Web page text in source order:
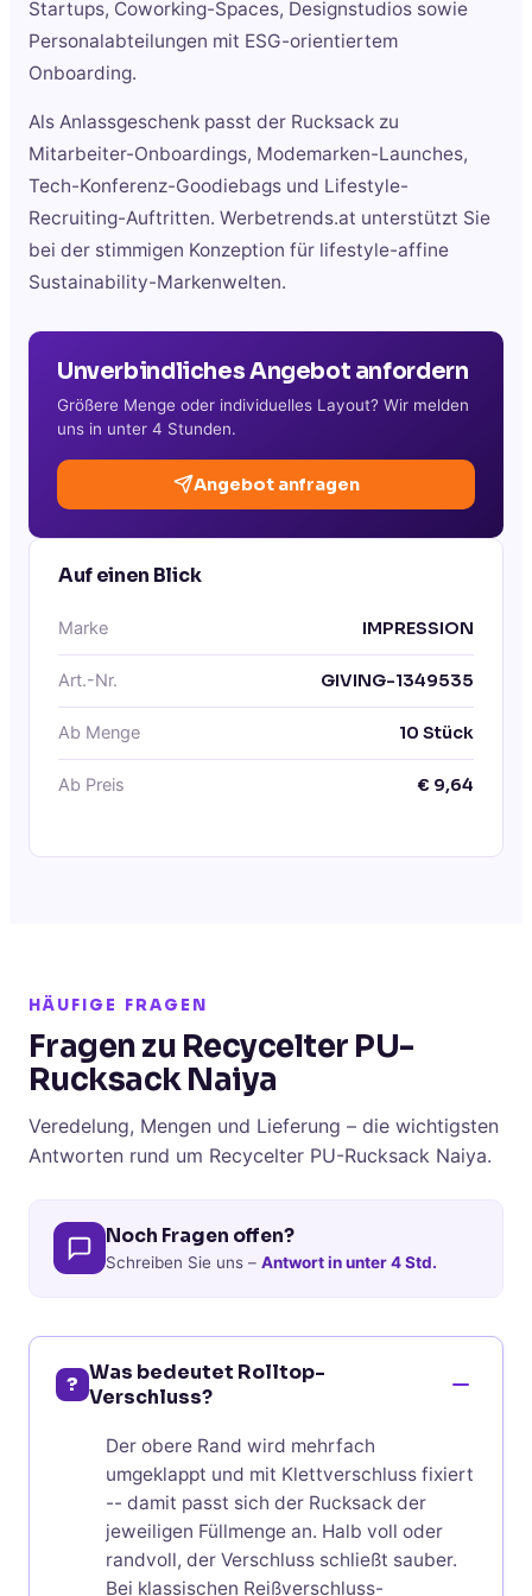
Startups, Coworking-Spaces, Designstudios sowie
Personalabteilungen mit ESG-orientiertem
Onboarding.
Als Anlassgeschenk passt der Rucksack zu
Mitarbeiter-Onboardings, Modemarken-Launches,
Tech-Konferenz-Goodiebags und Lifestyle-
Recruiting-Auftritten. Werbetrends.at unterstützt Sie
bei der stimmigen Konzeption für lifestyle-affine
Sustainability-Markenwelten.
Unverbindliches Angebot anfordern
Größere Menge oder individuelles Layout? Wir melden
uns in unter 4 Stunden.
Angebot anfragen
Auf einen Blick
Marke IMPRESSION
Art.-Nr. GIVING-1349535
Ab Menge 10 Stück
Ab Preis € 9,64
HÄUFIGE FRAGEN
Fragen zu Recycelter PU-
Rucksack Naiya
Veredelung, Mengen und Lieferung – die wichtigsten
Antworten rund um Recycelter PU-Rucksack Naiya.
Noch Fragen offen?
Schreiben Sie uns – Antwort in unter 4 Std.
? Was bedeutet Rolltop-
Verschluss?
Der obere Rand wird mehrfach
umgeklappt und mit Klettverschluss fixiert
-- damit passt sich der Rucksack der
jeweiligen Füllmenge an. Halb voll oder
randvoll, der Verschluss schließt sauber.
Bei klassischen Reißverschluss-